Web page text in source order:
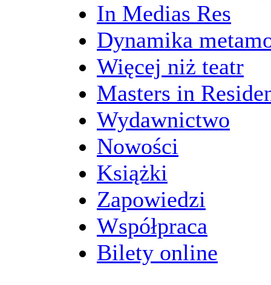
In Medias Res
Dynamika
Więcej niż teatr
Masters in
Wydawnictwo
Nowości
Książki
Zapowiedzi
Współpraca
Bilety online